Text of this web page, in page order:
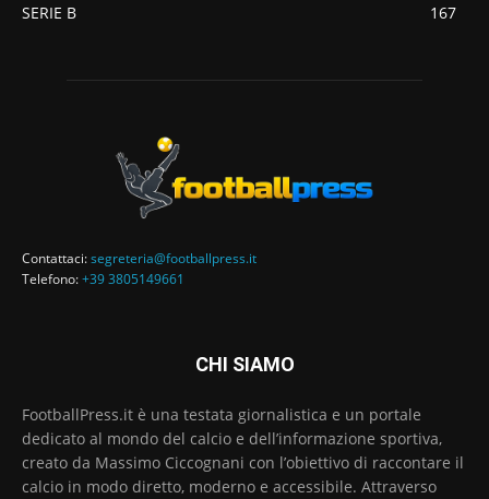
SERIE B
167
Contattaci:segreteria@footballpress.it
Telefono:+39 3805149661
CHI SIAMO
FootballPress.it è una testata giornalistica e un portale
dedicato al mondo del calcio e dell’informazione sportiva,
creato da Massimo Ciccognani con l’obiettivo di raccontare il
calcio in modo diretto, moderno e accessibile. Attraverso